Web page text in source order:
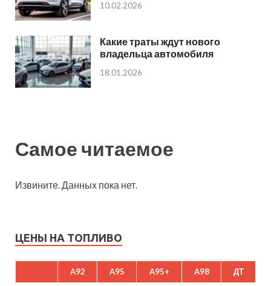
10.02.2026
Какие траты ждут нового
владельца автомобиля
18.01.2026
Самое читаемое
Извините. Данных пока нет.
ЦЕНЫ НА ТОПЛИВО
A92 A95 A95+ A98 ДТ